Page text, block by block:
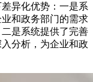
异化优势：一是系
和政务部门的需求
是系统提供了完善
分析，为企业和政